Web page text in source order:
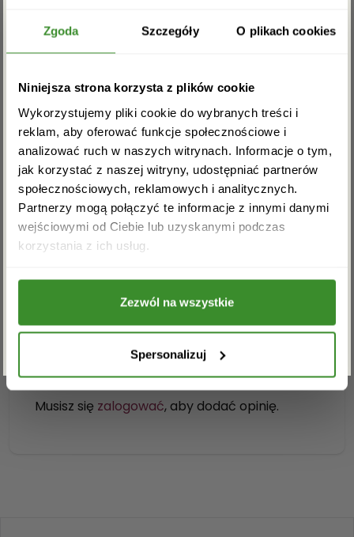
Zgoda Szczegóły O plikach cookies
Niniejsza strona korzysta z plików cookie
Wykorzystujemy pliki cookie do wybranych treści i
reklam, aby oferować funkcje społecznościowe i
analizować ruch w naszych witrynach. Informacje o tym,
jak korzystać z naszej witryny, udostępniać partnerów
społecznościowych, reklamowych i analitycznych.
Partnerzy mogą połączyć te informacje z innymi danymi
wejściowymi od Ciebie lub uzyskanymi podczas
korzystania z ich usług.
Zezwól na wszystkie
Spersonalizuj
Toffifee 125g,
Mars Bites 136g,(może zostać zastąpione Mars
m&m’s czekoladowe 82g,
Orzeszki ziemne smażone i solone Felix,
Czekolada Wedel karmelowa z wafelkami 80g,
Lizaki Chupa Chups x 5 szt
Kosz przedstawiony na zdjęciu jest przykładowy i
może różnić się wizualnie od dostarczonego.
OPINIE
Na razie nie ma opinii o produkcie.
Musisz się zalogować, aby dodać opinię.
Zgarnij rabat -5%
Zapisz się do newslettera i zgarnij
rabat na pierwsze zakupy!
Akceptuję regulamin i wyrażam zgodę na
przetwarzanie powyższych danych osobowych
ZAPISZ SIĘ